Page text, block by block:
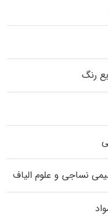
رنگ
نساجی و علوم الیاف